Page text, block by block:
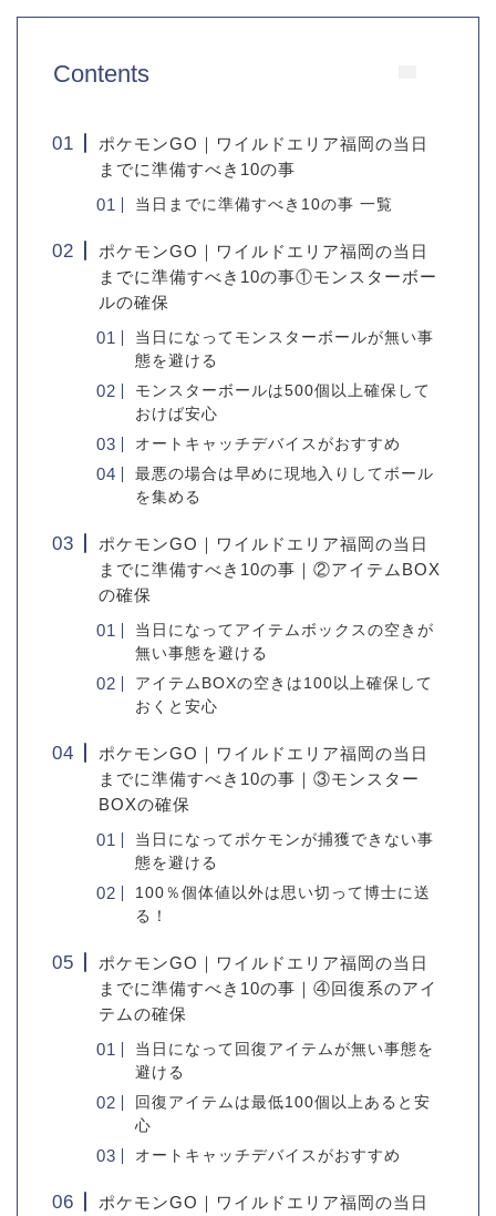
Contents
ポケモンGO｜ワイルドエリア福岡の当日
までに準備すべき10の事
当日までに準備すべき10の事 一覧
ポケモンGO｜ワイルドエリア福岡の当日
までに準備すべき10の事①モンスターボー
ルの確保
当日になってモンスターボールが無い事
態を避ける
モンスターボールは500個以上確保して
おけば安心
オートキャッチデバイスがおすすめ
最悪の場合は早めに現地入りしてボール
を集める
ポケモンGO｜ワイルドエリア福岡の当日
までに準備すべき10の事｜②アイテムBOX
の確保
当日になってアイテムボックスの空きが
無い事態を避ける
アイテムBOXの空きは100以上確保して
おくと安心
ポケモンGO｜ワイルドエリア福岡の当日
までに準備すべき10の事｜③モンスター
BOXの確保
当日になってポケモンが捕獲できない事
態を避ける
100％個体値以外は思い切って博士に送
る！
ポケモンGO｜ワイルドエリア福岡の当日
までに準備すべき10の事｜④回復系のアイ
テムの確保
当日になって回復アイテムが無い事態を
避ける
回復アイテムは最低100個以上あると安
心
オートキャッチデバイスがおすすめ
ポケモンGO｜ワイルドエリア福岡の当日